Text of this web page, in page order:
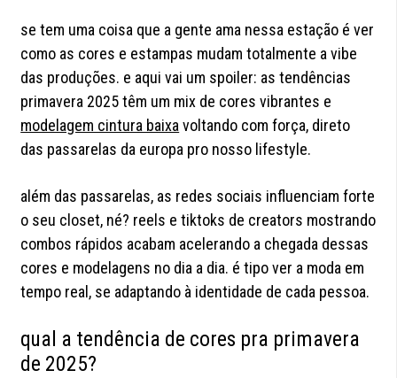
se tem uma coisa que a gente ama nessa estação é ver
como as cores e estampas mudam totalmente a vibe
das produções. e aqui vai um spoiler: as tendências
primavera 2025 têm um mix de cores vibrantes e
modelagem cintura baixa voltando com força, direto
das passarelas da europa pro nosso lifestyle.
além das passarelas, as redes sociais influenciam forte
o seu closet, né? reels e tiktoks de creators mostrando
combos rápidos acabam acelerando a chegada dessas
cores e modelagens no dia a dia. é tipo ver a moda em
tempo real, se adaptando à identidade de cada pessoa.
qual a tendência de cores pra primavera
de 2025?